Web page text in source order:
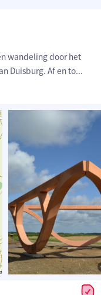
wandeling door het
Duisburg. Af en to...